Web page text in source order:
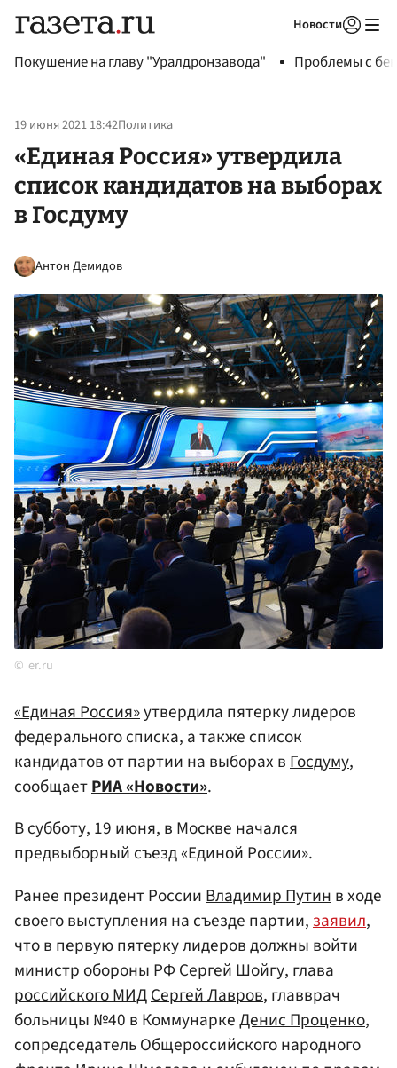
Новости
Покушение на главу "Уралдронзавода" Проблемы с
19 июня 2021 18:42Политика
«Единая Россия» утвердила
список кандидатов на выборах
в Госдуму
Антон Демидов
er.ru
«Единая Россия»утвердила пятерку лидеров
федерального списка, а также список
кандидатов от партии на выборах вГосдуму,
сообщаетРИА «Новости».
В субботу, 19 июня, в Москве начался
предвыборный съезд «Единой России».
Ранее президент России Владимир Путин в ходе
своего выступления на съезде партии, заявил,
что в первую пятерку лидеров должны войти
министр обороны РФСергей Шойгу, глава
российского МИДСергей Лавров, главврач
больницы №40 в КоммунаркеДенис Проценко,
сопредседатель Общероссийского народного